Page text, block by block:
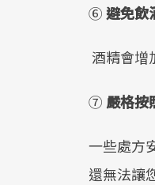
⑥避免飲
酒精會增
⑦ 嚴格按
一些處方
還無法讓